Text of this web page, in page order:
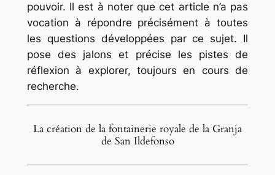
pouvoir. Il est à noter que cet article n’a pas
vocation à répondre précisément à toutes
les questions développées par ce sujet. Il
pose des jalons et précise les pistes de
réflexion à explorer, toujours en cours de
recherche.
La création de la fontainerie royale de la Granja
de San Ildefonso